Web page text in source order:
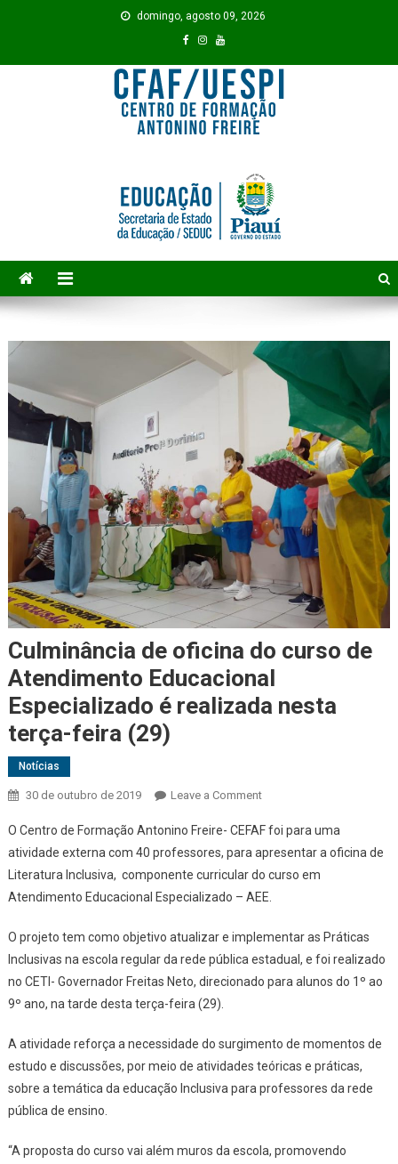
domingo, agosto 09, 2026
Culminância de oficina do curso de
Atendimento Educacional
Especializado é realizada nesta
terça-feira (29)
Notícias
30 de outubro de 2019 Leave a Commenton Culminância de
Atendimento
Educacional
Especializado é
realizada nesta terça-
O Centro de Formação Antonino Freire- CEFAF foi para uma
atividade externa com 40 professores, para apresentar a oficina de
Literatura Inclusiva, componente curricular do curso em
Atendimento Educacional Especializado – AEE.
O projeto tem como objetivo atualizar e implementar as Práticas
Inclusivas na escola regular da rede pública estadual, e foi realizado
no CETI- Governador Freitas Neto, direcionado para alunos do 1º ao
9º ano, na tarde desta terça-feira (29).
A atividade reforça a necessidade do surgimento de momentos de
estudo e discussões, por meio de atividades teóricas e práticas,
sobre a temática da educação Inclusiva para professores da rede
pública de ensino.
“A proposta do curso vai além muros da escola, promovendo